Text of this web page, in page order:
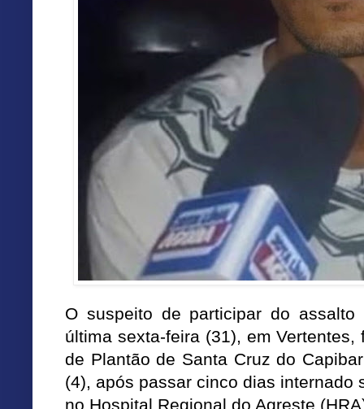
O suspeito de participar do
última sexta-feira (31), em
de Plantão de Santa Cruz do
(4), após passar cinco dias internado
no Hospital Regional do Agreste